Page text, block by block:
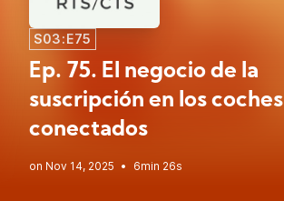
S03:E75
Ep. 75. El negocio de la
suscripción en los coches
conectados
• 6min 26s